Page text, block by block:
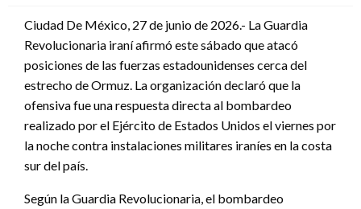
Ciudad De México, 27 de junio de 2026.- La Guardia
Revolucionaria iraní afirmó este sábado que atacó
posiciones de las fuerzas estadounidenses cerca del
estrecho de Ormuz. La organización declaró que la
ofensiva fue una respuesta directa al bombardeo
realizado por el Ejército de Estados Unidos el viernes por
la noche contra instalaciones militares iraníes en la costa
sur del país.
Según la Guardia Revolucionaria, el bombardeo